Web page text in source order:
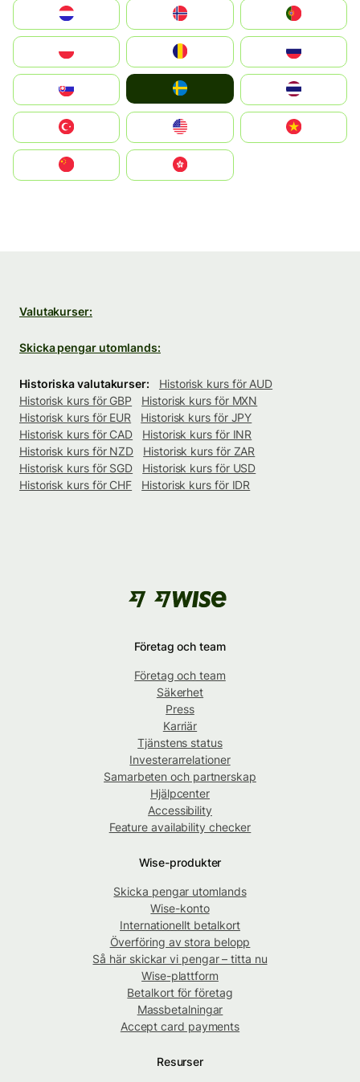
United States
中國香港特別行政區
Valutakurser:
Skicka pengar utomlands:
Historiska valutakurser:
Historisk kurs för AUD
Historisk kurs för GBP
Historisk kurs för MXN
Historisk kurs för EUR
Historisk kurs för JPY
Historisk kurs för CAD
Historisk kurs för INR
Historisk kurs för NZD
Historisk kurs för ZAR
Historisk kurs för SGD
Historisk kurs för USD
Historisk kurs för CHF
Historisk kurs för IDR
Företag och team
Företag och team
Säkerhet
Press
Karriär
Tjänstens status
Investerarrelationer
Samarbeten och partnerskap
Hjälpcenter
Accessibility
Feature availability checker
Wise-produkter
Skicka pengar utomlands
Wise-konto
Internationellt betalkort
Överföring av stora belopp
Så här skickar vi pengar – titta nu
Wise-plattform
Betalkort för företag
Massbetalningar
Accept card payments
Resurser